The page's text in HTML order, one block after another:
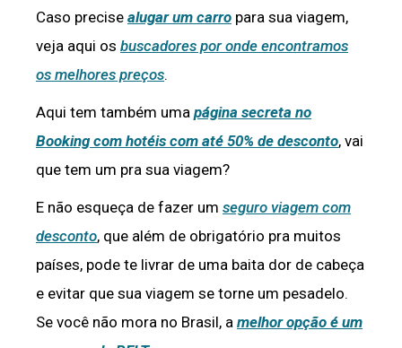
Caso precise alugar um carro para sua viagem,
veja aqui os buscadores por onde encontramos
os melhores preços.
Aqui tem também uma página secreta no
Booking com hotéis com até 50% de desconto, vai
que tem um pra sua viagem?
E não esqueça de fazer um seguro viagem com
desconto, que além de obrigatório pra muitos
países, pode te livrar de uma baita dor de cabeça
e evitar que sua viagem se torne um pesadelo.
Se você não mora no Brasil, a melhor opção é um